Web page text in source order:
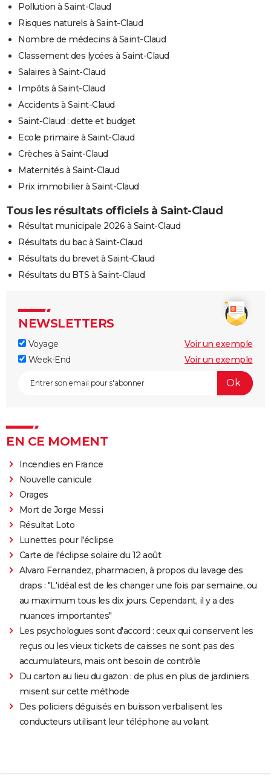
Pollution à Saint-Claud
Risques naturels à Saint-Claud
Nombre de médecins à Saint-Claud
Classement des lycées à Saint-Claud
Salaires à Saint-Claud
Impôts à Saint-Claud
Accidents à Saint-Claud
Saint-Claud : dette et budget
Ecole primaire à Saint-Claud
Crèches à Saint-Claud
Maternités à Saint-Claud
Prix immobilier à Saint-Claud
Tous les résultats officiels à Saint-Claud
Résultat municipale 2026 à Saint-Claud
Résultats du bac à Saint-Claud
Résultats du brevet à Saint-Claud
Résultats du BTS à Saint-Claud
NEWSLETTERS
Voyage
Voir un exemple
Week-End
Voir un exemple
EN CE MOMENT
Incendies en France
Nouvelle canicule
Orages
Mort de Jorge Messi
Résultat Loto
Lunettes pour l'éclipse
Carte de l'éclipse solaire du 12 août
Alvaro Fernandez, pharmacien, à propos du lavage des
draps : "L'idéal est de les changer une fois par semaine, ou
au maximum tous les dix jours. Cependant, il y a des
nuances importantes"
Les psychologues sont d'accord : ceux qui conservent les
reçus ou les vieux tickets de caisses ne sont pas des
accumulateurs, mais ont besoin de contrôle
Du carton au lieu du gazon : de plus en plus de jardiniers
misent sur cette méthode
Des policiers déguisés en buisson verbalisent les
conducteurs utilisant leur téléphone au volant